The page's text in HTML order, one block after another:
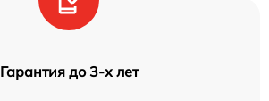
Гарантия до 3-х лет